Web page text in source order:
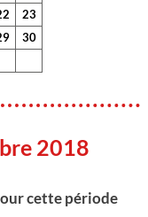
23
30
2018
cette période